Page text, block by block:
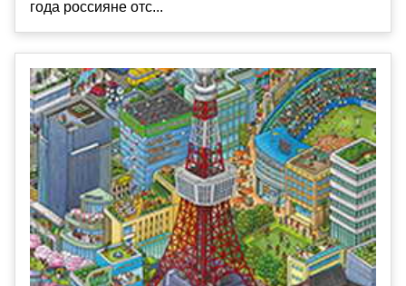
года россияне отс...